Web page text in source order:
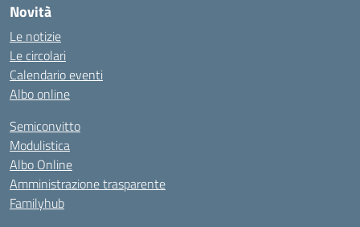
Novità
Le notizie
Le circolari
Calendario eventi
Albo online
Semiconvitto
Modulistica
Albo Online
Amministrazione trasparente
Familyhub